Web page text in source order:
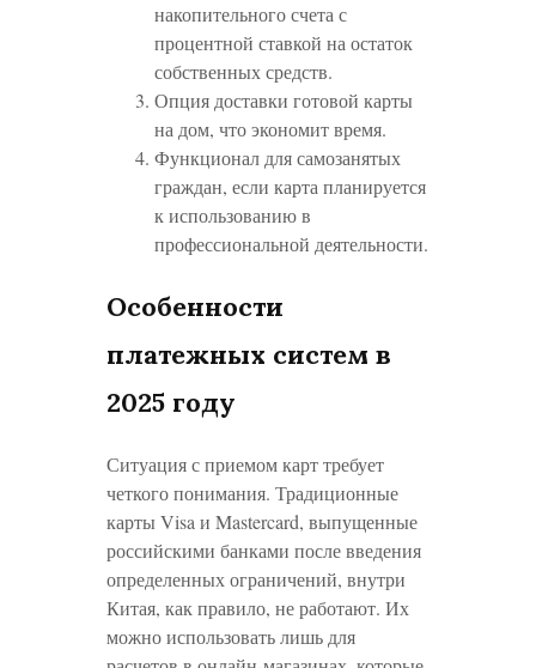
накопительного счета с
процентной ставкой на остаток
собственных средств.
Опция доставки готовой карты
на дом, что экономит время.
Функционал для самозанятых
граждан, если карта планируется
к использованию в
профессиональной деятельности.
Особенности
платежных систем в
2025 году
Ситуация с приемом карт требует
четкого понимания. Традиционные
карты Visa и Mastercard, выпущенные
российскими банками после введения
определенных ограничений, внутри
Китая, как правило, не работают. Их
можно использовать лишь для